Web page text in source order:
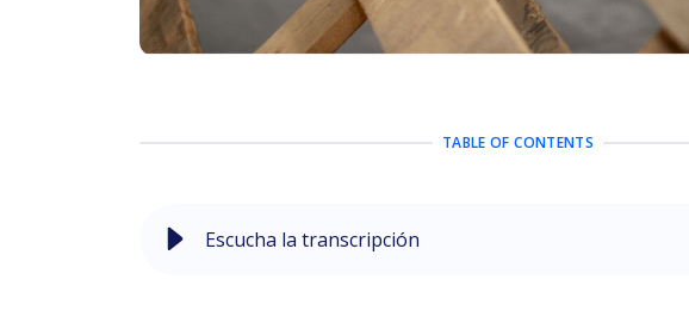
TABLE OF CONTENTS
Escucha la transcripción